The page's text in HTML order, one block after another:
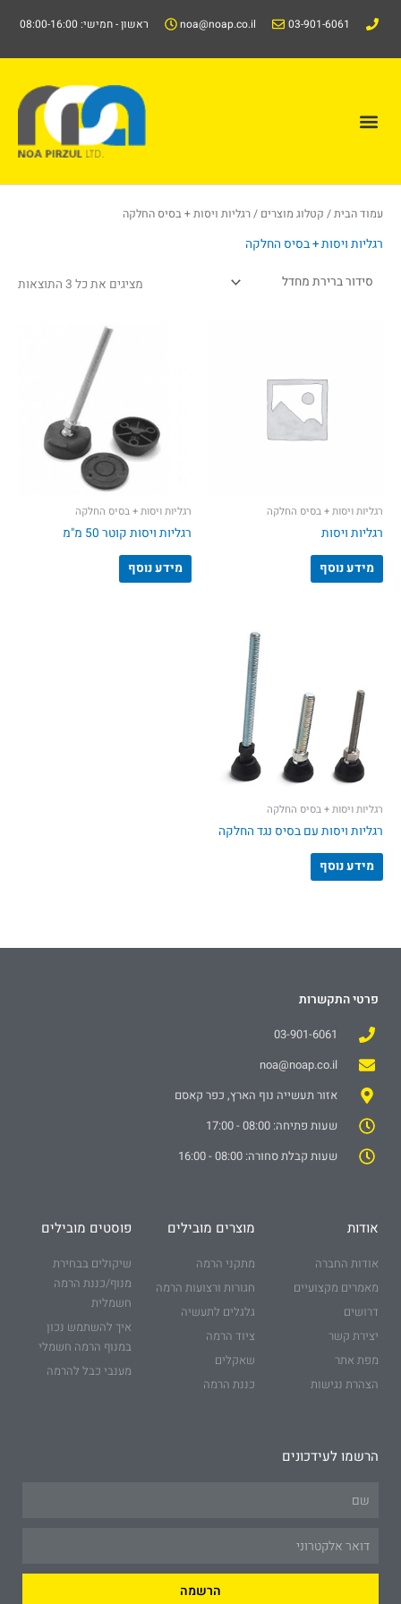
לתוכן
03-901-6061
noa@noap.co.il ראשון - חמישי: 08:00-16:00
תפריט
עמוד הבית/ קטלוג מוצרים / רגליות ויסות + בסיס החלקה
רגליות ויסות + בסיס החלקה
מציגים את כל ⁦3⁩ התוצאות
רגליות ויסות + בסיס החלקה
רגליות ויסות
מידע נוסף
רגליות ויסות + בסיס החלקה
רגליות ויסות קוטר 50 מ"מ
מידע נוסף
רגליות ויסות + בסיס החלקה
רגליות ויסות עם בסיס נגד החלקה
מידע נוסף
פרטי התקשרות
03-901-6061
noa@noap.co.il
אזור תעשייה נוף הארץ, כפר קאסם
שעות פתיחה: 08:00 - 17:00
שעות קבלת סחורה: 08:00 - 16:00
אודות
אודות החברה
מאמרים מקצועיים
דרושים
יצירת קשר
מפת אתר
הצהרת נגישות
מוצרים מובילים
מתקני הרמה
חגורות ורצועות הרמה
גלגלים לתעשיה
ציוד הרמה
שאקלים
כננת הרמה
פוסטים מובילים
שיקולים בבחירת
מנוף/כננת הרמה
חשמלית
איך להשתמש נכון
במנוף הרמה חשמלי
מענבי כבל להרמה
הרשמו לעידכונים
הרשמה